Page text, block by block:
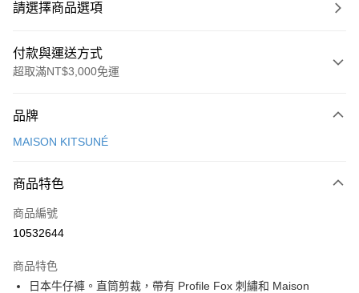
請選擇商品選項
付款與運送方式
超取滿NT$3,000免運
信用卡一次付款
ATM付款
每筆NT$100，滿NT$3,000(含以上)免運費
品牌
MAISON KITSUNÉ
商品特色
商品編號
10532644
商品特色
日本牛仔褲。直筒剪裁，帶有 Profile Fox 刺繡和 Maison